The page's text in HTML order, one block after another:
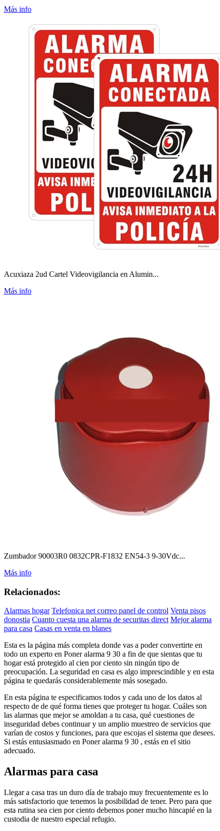
Más info
Acuxiaza 2ud Cartel Videovigilancia en Alumin...
Más info
Zumbador 90003R0 0832CPR-F1832 EN54-3 9-30Vdc...
Más info
Relacionados:
Alarmas hogar Telefonica net correo panel de control Venta pisos
donostia Cuanto cuesta una alarma de securitas direct Mejor alarma
para casa Casas en venta en blanes
Esta es la página más completa donde vas a poder convertirte en
todo un experto en Poner alarma 9 30 a fin de que sientas que tu
hogar está protegido al cien por ciento sin ningún tipo de
preocupación. La seguridad en casa es algo imprescindible y en esta
página te quedarás considerablemente más sosegado.
En esta página te especificamos todos y cada uno de los datos al
respecto de de qué forma tienes que proteger tu hogar. Cuáles son
las alarmas que mejor se amoldan a tu casa, qué cuestiones de
inseguridad debes continuar y un amplio muestreo de servicios que
varían de costos y funciones, para que escojas el sistema que desees.
Si estás entusiasmado en Poner alarma 9 30 , estás en el sitio
adecuado.
Alarmas para casa
Llegar a casa tras un duro día de trabajo muy frecuentemente es lo
más satisfactorio que tenemos la posibilidad de tener. Pero para que
esta rutina sea cien por ciento debemos poner mucho hincapié en la
custodia de nuestro especial refugio.